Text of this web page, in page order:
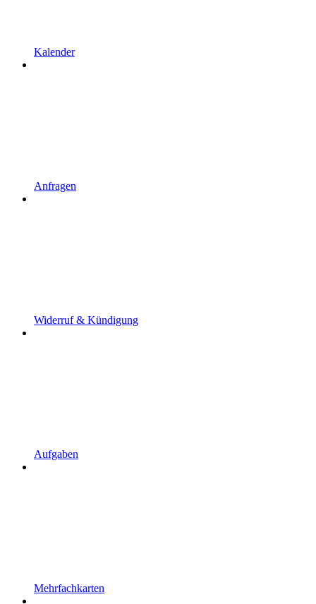
Kalender
Anfragen
Widerruf & Kündigung
Aufgaben
Mehrfachkarten